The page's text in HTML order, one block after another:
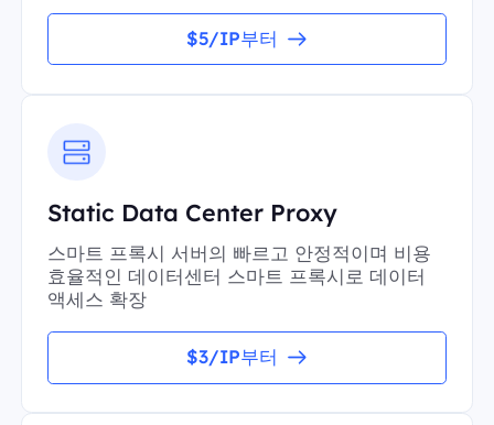
$5/IP부터
Static Data Center Proxy
스마트 프록시 서버의 빠르고 안정적이며 비용
효율적인 데이터센터 스마트 프록시로 데이터
액세스 확장
$3/IP부터